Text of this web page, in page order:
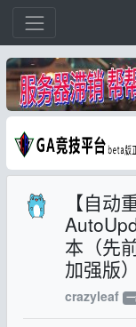
【自
本（先
加强版
crazyleaf